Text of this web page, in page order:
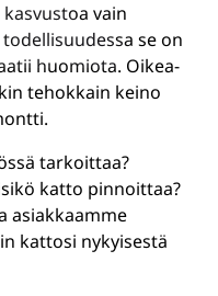
vain
se on
huomiota. Oikea-
tehokkain keino
tarkoittaa?
katto pinnoittaa?
asiakkaamme
kattosi nykyisestä